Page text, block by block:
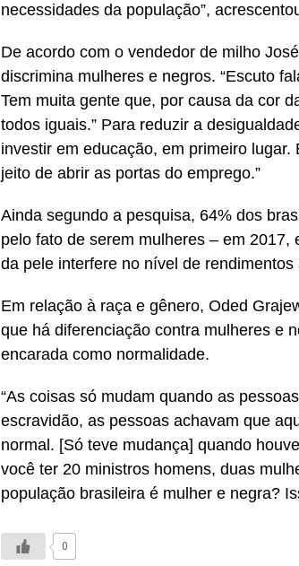
necessidades da população”,
De acordo com o vendedor de milho
discrimina mulheres e negros. “Escuto
Tem muita gente que, por causa da cor
todos iguais.” Para reduzir a
investir em educação, em primeiro
jeito de abrir as portas do emprego.”
Ainda segundo a pesquisa, 64% dos
pelo fato de serem mulheres – em
da pele interfere no nível de
Em relação à raça e gênero, Oded
que há diferenciação contra mulheres e
encarada como normalidade.
“As coisas só mudam quando as
escravidão, as pessoas achavam que
normal. [Só teve mudança] quando
você ter 20 ministros homens, duas
população brasileira é mulher e negra?
0